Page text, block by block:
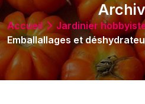
Accueil Jardinier
Emballallages et